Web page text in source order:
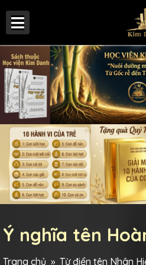
Ý nghĩa tên
Trang chủ » Từ điển tên Nhân